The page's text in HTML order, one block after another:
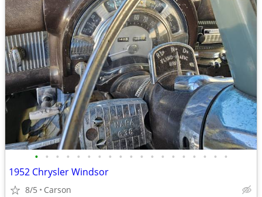
• • • • • • • • • • • • • • • • • • •
1952 Chrysler Windsor
8/5 Carson